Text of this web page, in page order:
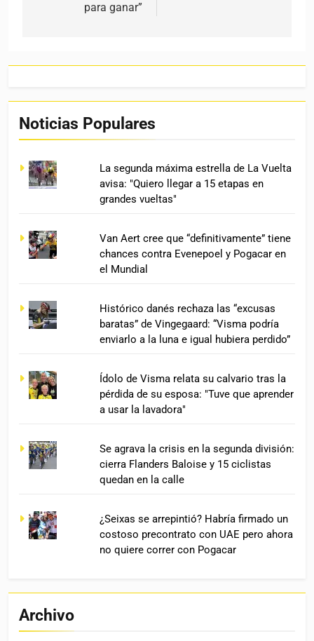
para ganar”
Noticias Populares
La segunda máxima estrella de La Vuelta
avisa: "Quiero llegar a 15 etapas en
grandes vueltas"
Van Aert cree que “definitivamente” tiene
chances contra Evenepoel y Pogacar en
el Mundial
Histórico danés rechaza las “excusas
baratas” de Vingegaard: “Visma podría
enviarlo a la luna e igual hubiera perdido”
Ídolo de Visma relata su calvario tras la
pérdida de su esposa: "Tuve que aprender
a usar la lavadora"
Se agrava la crisis en la segunda división:
cierra Flanders Baloise y 15 ciclistas
quedan en la calle
¿Seixas se arrepintió? Habría firmado un
costoso precontrato con UAE pero ahora
no quiere correr con Pogacar
Archivo